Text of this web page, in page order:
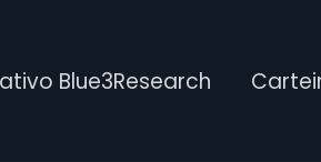
Blue3Research